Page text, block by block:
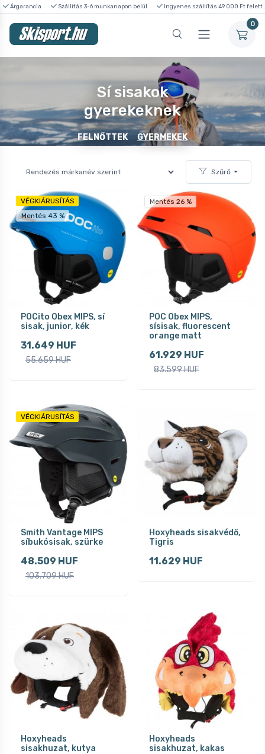
Árgarancia Szállítás 3-6 munkanapon belül Ingyenes szállítás 49 000 Ft felett
0
Sí sisakok
gyerekeknek
FELNŐTTEK GYERMEKEK
Szűrő
VÉGKIÁRUSÍTÁS
Mentés 43 %
POCito Obex MIPS, sí
sisak, junior, kék
31.649 HUF
55.659 HUF
Mentés 26 %
POC Obex MIPS,
sísisak, fluorescent
orange matt
61.929 HUF
83.599 HUF
VÉGKIÁRUSÍTÁS
Smith Vantage MIPS
síbukósisak, szürke
48.509 HUF
103.709 HUF
Hoxyheads sisakvédő,
Tigris
11.629 HUF
Hoxyheads
sisakhuzat, kutya
Hoxyheads
sisakhuzat, kakas